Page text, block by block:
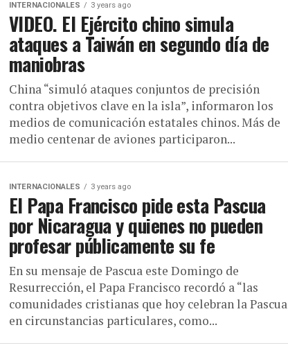
INTERNACIONALES 3 years ago
VIDEO. El Ejército chino simula
ataques a Taiwán en segundo día de
maniobras
China “simuló ataques conjuntos de precisión
contra objetivos clave en la isla”, informaron los
medios de comunicación estatales chinos. Más de
medio centenar de aviones participaron...
INTERNACIONALES 3 years ago
El Papa Francisco pide esta Pascua
por Nicaragua y quienes no pueden
profesar públicamente su fe
En su mensaje de Pascua este Domingo de
Resurrección, el Papa Francisco recordó a “las
comunidades cristianas que hoy celebran la Pascua
en circunstancias particulares, como...